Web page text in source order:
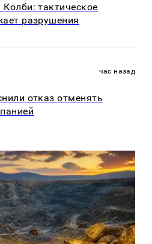
тактическое
разрушения
час назад
отказ отменять